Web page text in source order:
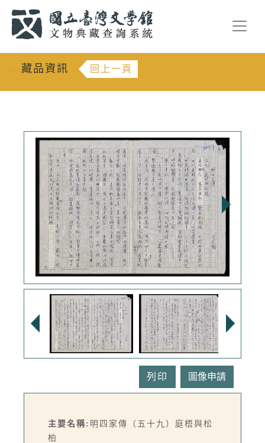
::: 藏品資訊 回上一頁
列印
主要名稱: 明四家傳（五十九）庭梧與松
柏